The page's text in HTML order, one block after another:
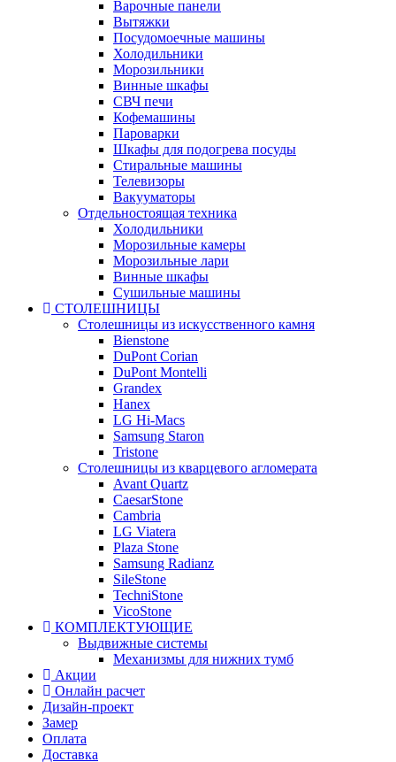
Варочные панели
Вытяжки
Посудомоечные машины
Холодильники
Морозильники
Винные шкафы
СВЧ печи
Кофемашины
Пароварки
Шкафы для подогрева посуды
Стиральные машины
Телевизоры
Вакууматоры
Отдельностоящая техника
Холодильники
Морозильные камеры
Морозильные лари
Винные шкафы
Сушильные машины
СТОЛЕШНИЦЫ
Столешницы из искусственного камня
Bienstone
DuPont Corian
DuPont Montelli
Grandex
Hanex
LG Hi-Macs
Samsung Staron
Tristone
Столешницы из кварцевого агломерата
Avant Quartz
CaesarStone
Cambria
LG Viatera
Plaza Stone
Samsung Radianz
SileStone
TechniStone
VicoStone
КОМПЛЕКТУЮЩИЕ
Выдвижные системы
Механизмы для нижних тумб
Акции
Онлайн расчет
Дизайн-проект
Замер
Оплата
Доставка